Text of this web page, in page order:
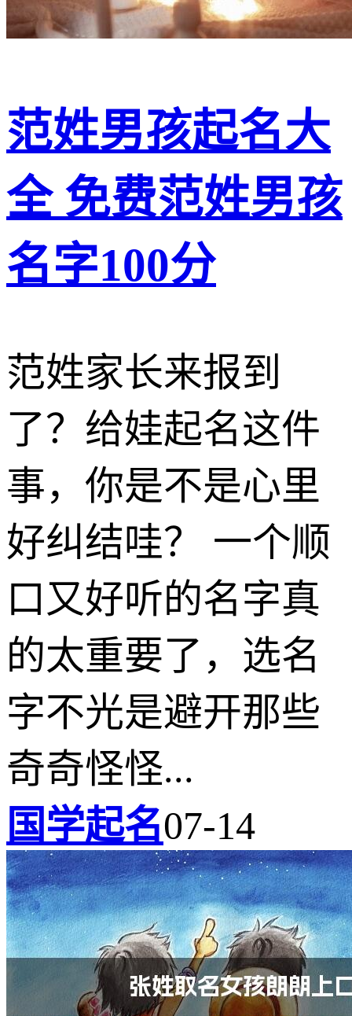
范姓男孩起名大
全 免费范姓男孩
名字100分
范姓家长来报到
了？给娃起名这件
事，你是不是心里
好纠结哇？ 一个顺
口又好听的名字真
的太重要了，选名
字不光是避开那些
奇奇怪怪...
国学起名07-14